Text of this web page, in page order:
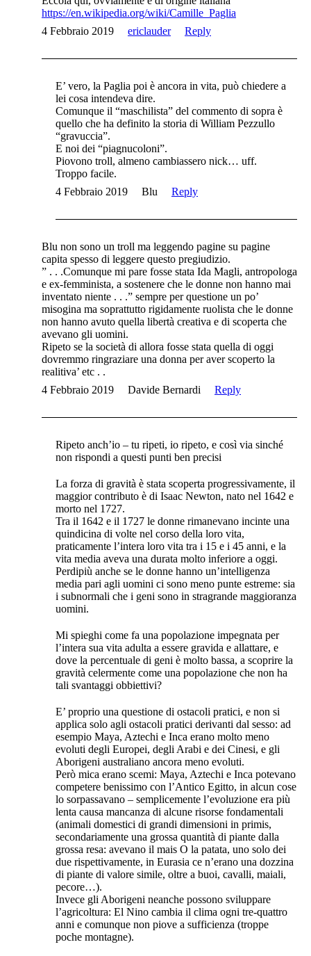
https://en.wikipedia.org/wiki/Camille_Paglia
4 Febbraio 2019
ericlauder Reply
E’ vero, la Paglia poi è ancora in vita, può chiedere a
lei cosa intendeva dire.
Comunque il “maschilista” del commento di sopra è
quello che ha definito la storia di William Pezzullo
“gravuccia”.
E noi dei “piagnucoloni”.
Piovono troll, almeno cambiassero nick… uff.
Troppo facile.
4 Febbraio 2019
Blu Reply
Blu non sono un troll ma leggendo pagine su pagine
capita spesso di leggere questo pregiudizio.
” . . .Comunque mi pare fosse stata Ida Magli, antropologa
e ex-femminista, a sostenere che le donne non hanno mai
inventato niente . . .” sempre per questione un po’
misogina ma soprattutto rigidamente ruolista che le donne
non hanno avuto quella libertà creativa e di scoperta che
avevano gli uomini.
Ripeto se la società di allora fosse stata quella di oggi
dovremmo ringraziare una donna per aver scoperto la
realitiva’ etc . .
4 Febbraio 2019
Davide Bernardi Reply
Ripeto anch’io – tu ripeti, io ripeto, e così via sinché
non rispondi a questi punti ben precisi
La forza di gravità è stata scoperta progressivamente, il
maggior contributo è di Isaac Newton, nato nel 1642 e
morto nel 1727.
Tra il 1642 e il 1727 le donne rimanevano incinte una
quindicina di volte nel corso della loro vita,
praticamente l’intera loro vita tra i 15 e i 45 anni, e la
vita media aveva una durata molto inferiore a oggi.
Perdipiù anche se le donne hanno un’intelligenza
media pari agli uomini ci sono meno punte estreme: sia
i subnormali che i geni sono in stragrande maggioranza
uomini.
Mi spieghi come fa una popolazione impegnata per
l’intera sua vita adulta a essere gravida e allattare, e
dove la percentuale di geni è molto bassa, a scoprire la
gravità celermente come una popolazione che non ha
tali svantaggi obbiettivi?
E’ proprio una questione di ostacoli pratici, e non si
applica solo agli ostacoli pratici derivanti dal sesso: ad
esempio Maya, Aztechi e Inca erano molto meno
evoluti degli Europei, degli Arabi e dei Cinesi, e gli
Aborigeni australiano ancora meno evoluti.
Però mica erano scemi: Maya, Aztechi e Inca potevano
competere benissimo con l’Antico Egitto, in alcun cose
lo sorpassavano – semplicemente l’evoluzione era più
lenta causa mancanza di alcune risorse fondamentali
(animali domestici di grandi dimensioni in primis,
secondariamente una grossa quantità di piante dalla
grossa resa: avevano il mais O la patata, uno solo dei
due rispettivamente, in Eurasia ce n’erano una dozzina
di piante di valore simile, oltre a buoi, cavalli, maiali,
pecore…).
Invece gli Aborigeni neanche possono sviluppare
l’agricoltura: El Nino cambia il clima ogni tre-quattro
anni e comunque non piove a sufficienza (troppe
poche montagne).